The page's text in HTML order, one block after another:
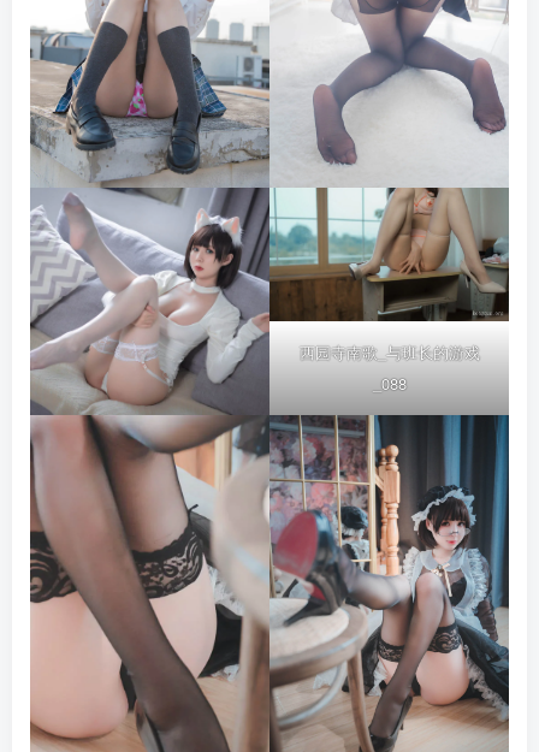
西园寺南歌_与班长的游戏
_088